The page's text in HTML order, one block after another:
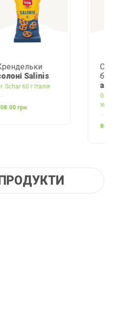
Сухарики з
білого
амарантом
Україна
ПРОДУКТИ